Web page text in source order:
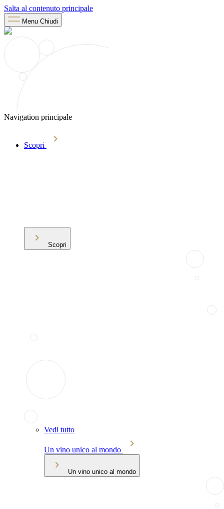
Salta al contenuto principale
Menu Chiudi
Navigation principale
Scopri
Scopri
Vedi tutto
Un vino unico al mondo
Un vino unico al mondo